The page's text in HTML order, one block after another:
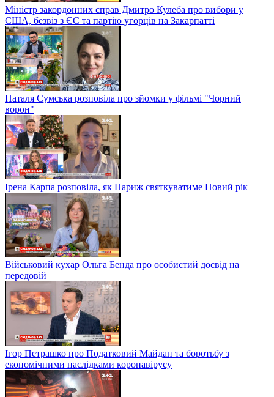
Міністр закордонних справ Дмитро Кулеба про вибори у
США, безвіз з ЄС та партію угорців на Закарпатті
Наталя Сумська розповіла про зйомки у фільмі "Чорний
ворон"
Ірена Карпа розповіла, як Париж святкуватиме Новий рік
Військовий кухар Ольга Бенда про особистий досвід на
передовій
Ігор Петрашко про Податковий Майдан та боротьбу з
економічними наслідками коронавірусу